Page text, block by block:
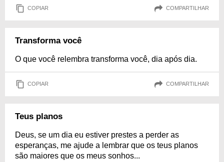
COPIAR COMPARTILHAR
Transforma você
O que você relembra transforma você, dia após dia.
COPIAR COMPARTILHAR
Teus planos
Deus, se um dia eu estiver prestes a perder as
esperanças, me ajude a lembrar que os teus planos
são maiores que os meus sonhos...